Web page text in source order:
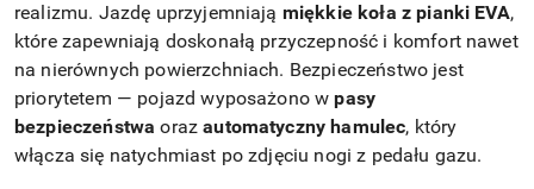
realizmu. Jazdę uprzyjemniają miękkie koła z pianki EVA,
które zapewniają doskonałą przyczepność i komfort nawet
na nierównych powierzchniach. Bezpieczeństwo jest
priorytetem — pojazd wyposażono wpasy
bezpieczeństwa orazautomatyczny hamulec, który
włącza się natychmiast po zdjęciu nogi z pedału gazu.